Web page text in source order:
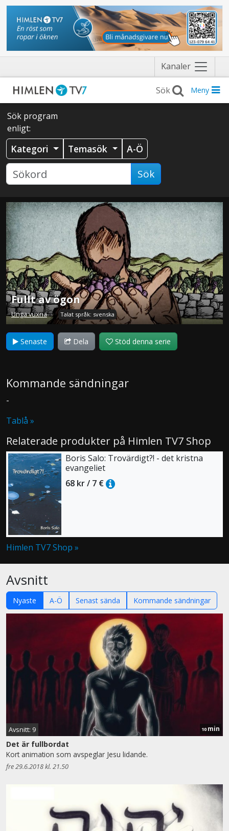
Kanaler Näytä
valikko
Meny
Sök program
enligt:
Kategori Temasök A-Ö
Sök
Fullt av ögon
Unga vuxna Talat språk: svenska
Senaste Dela Stöd denna serie
Kommande sändningar
-
Tablå »
Relaterade produkter på Himlen TV7 Shop
Boris Salo: Trovärdigt?! - det kristna
evangeliet
68 kr / 7 €
Himlen TV7 Shop »
Avsnitt
Nyaste A-Ö Senast sända Kommande sändningar
Avsnitt: 9 10 min
Det är fullbordat
Kort animation som avspeglar Jesu lidande.
fre 29.6.2018 kl. 21.50